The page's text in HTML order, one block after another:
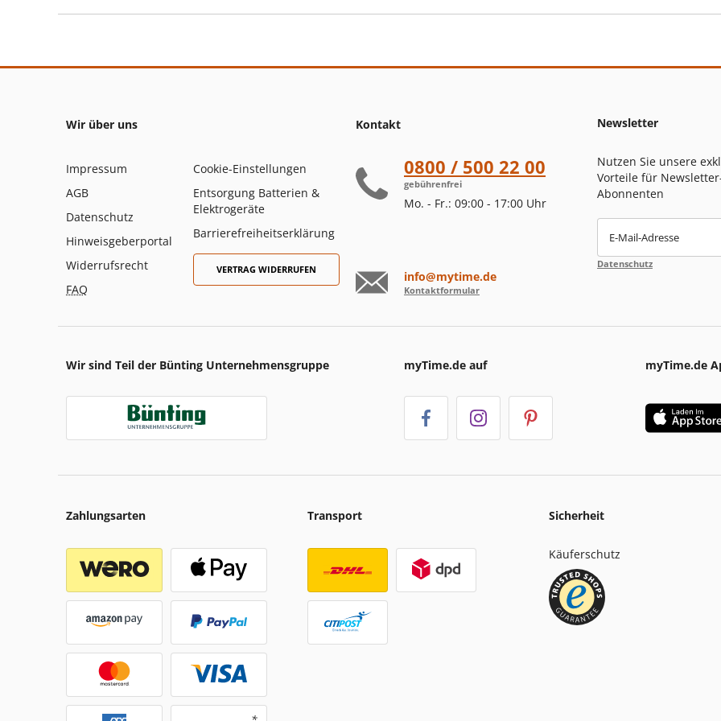
Wir über uns
Impressum
AGB
Datenschutz
Hinweisgeberportal
Widerrufsrecht
FAQ
Cookie-Einstellungen
Entsorgung Batterien &
Elektrogeräte
Barrierefreiheitserklärung
VERTRAG WIDERRUFEN
Kontakt
0800 / 500 22 00
gebührenfrei
Mo. - Fr.: 09:00 - 17:00 Uhr
info@mytime.de
Kontaktformular
Newsletter
Nutzen Sie unsere
Vorteile für
Abonnenten
E-Mail-Adresse
Datenschutz
Wir sind Teil der Bünting Unternehmensgruppe myTime.de auf myTime.de
Zahlungsarten Transport Sicherheit
Käuferschutz